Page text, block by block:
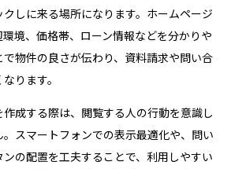
しに来る場所になります。ホームページ
境、価格帯、ローン情報などを分かりや
物件の良さが伝わり、資料請求や問い合
ります。
成する際は、閲覧する人の行動を意識し
スマートフォンでの表示最適化や、問い
の配置を工夫することで、利用しやすい